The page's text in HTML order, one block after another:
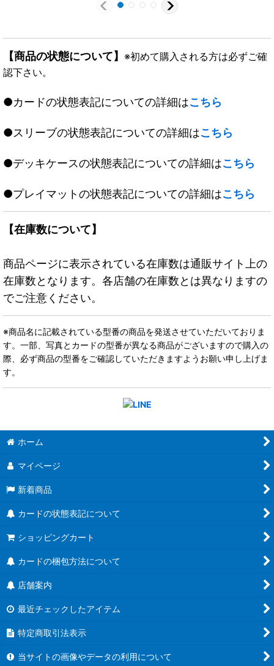
【商品の状態について】 ※初めて購入される方は必ずご確
認下さい。
●カードの状態表記についての詳細はこちら
●スリーブの状態表記についての詳細はこちら
●デッキケースの状態表記についての詳細はこちら
●プレイマットの状態表記についての詳細はこちら
【在庫数について】
商品ページに表示されている在庫数は通販サイト上の
在庫数となります。各店舗の在庫数とは異なりますの
でご注意ください。
※商品名に記載されている型番の商品を発送させていただいておりま
す。一部、写真とカードの型番が異なる商品がございますので購入の
際、必ず商品の型番をご確認していただきますようお願い申し上げま
す。
ホーム
マイページ
新着商品
カードの状態表記について
ショッピングカート
カードの梱包方法について
店舗案内
最近チェックしたアイテム
特定商取引法表示
当サイトの画像やデータの利用について